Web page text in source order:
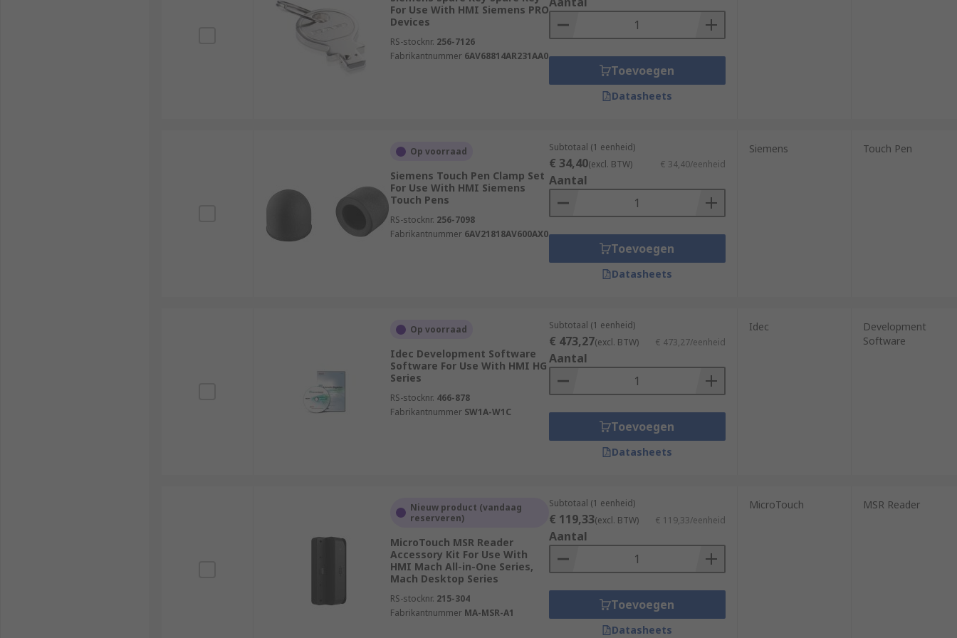
For Use With HMI Siemens PRO
Devices
RS-stocknr. 256-7126
Fabrikantnummer 6AV68814AR231AA0
Toevoegen
Datasheets
Op voorraad
Siemens Touch Pen Clamp Set
For Use With HMI Siemens
Touch Pens
RS-stocknr. 256-7098
Fabrikantnummer 6AV21818AV600AX0
Subtotaal (1 eenheid)
€ 34,40(excl. BTW) € 34,40/eenheid
Aantal
Toevoegen
Datasheets
Siemens Touch Pen
Op voorraad
Idec Development Software
Software For Use With HMI HG
Series
RS-stocknr. 466-878
Fabrikantnummer SW1A-W1C
Subtotaal (1 eenheid)
€ 473,27(excl. BTW) € 473,27/eenheid
Aantal
Toevoegen
Datasheets
Idec
Development
Software
Nieuw product (vandaag
reserveren)
MicroTouch MSR Reader
Accessory Kit For Use With
HMI Mach All-in-One Series,
Mach Desktop Series
RS-stocknr. 215-304
Fabrikantnummer MA-MSR-A1
Subtotaal (1 eenheid)
€ 119,33(excl. BTW) € 119,33/eenheid
Aantal
Toevoegen
Datasheets
MicroTouch MSR Reader